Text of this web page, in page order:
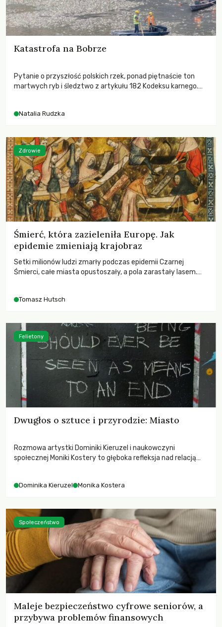
Katastrofa na Bobrze
Pytanie o przyszłość polskich rzek, ponad piętnaście ton
martwych ryb i śledztwo z artykułu 182 Kodeksu karnego.
zdarzeń prowadzących do biologicznej śmierci rzeki.
Natalia Rudzka
Śmierć, która zazieleniła Europę. Jak
epidemie zmieniają krajobraz
Setki milionów ludzi zmarły podczas epidemii Czarnej
Śmierci, całe miasta opustoszały, a pola zarastały lasem.
największych katastrof w swoich dziejach.
Tomasz Hutsch
Zdrowie
Dwugłos o sztuce i przyrodzie: Miasto
Rozmowa artystki Dominiki Kieruzel i naukowczyni
społecznej Moniki Kostery to głęboka refleksja nad relacją
Dominika Kieruzel Monika Kostera
Felietony
Maleje bezpieczeństwo cyfrowe seniorów, a
przybywa problemów finansowych
Społeczeństwo